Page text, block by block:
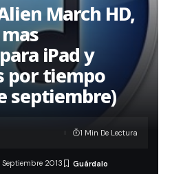
March HD,
iPad y
por tiempo
septiembre)
2013
1 Min De Lectura